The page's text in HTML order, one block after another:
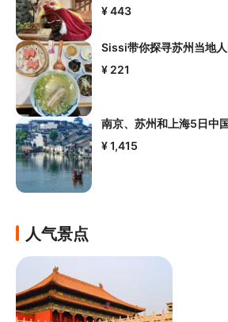
¥ 443
Sissi带你探寻苏州当地
¥ 221
南京、苏州和上海5日中
¥ 1,415
人气景点